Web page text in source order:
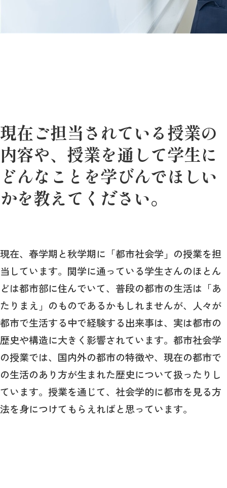
現在ご担当されている授業の
内容や、授業を通して学生に
どんなことを学びんでほしい
かを教えてください。
現在、春学期と秋学期に「都市社会学」の授業を担
当しています。関学に通っている学生さんのほとん
どは都市部に住んでいて、普段の都市の生活は「あ
たりまえ」のものであるかもしれませんが、人々が
都市で生活する中で経験する出来事は、実は都市の
歴史や構造に大きく影響されています。都市社会学
の授業では、国内外の都市の特徴や、現在の都市で
の生活のあり方が生まれた歴史について扱ったりし
ています。授業を通じて、社会学的に都市を見る方
法を身につけてもらえればと思っています。